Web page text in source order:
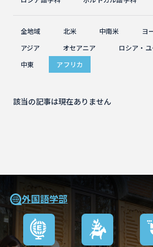
全地域 北米 中南米
ヨ
アジア
オセアニア
ロシア・
中東
アフリカ
該当の記事は現在ありません
外国語学部